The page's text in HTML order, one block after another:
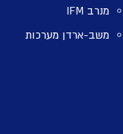
מנרב IFM
משב-ארדן מערכות